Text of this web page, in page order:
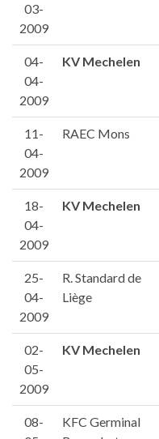
03-
2009
04-
04-
2009
KV Mechelen
11-
04-
2009
RAEC Mons
18-
04-
2009
KV Mechelen
25-
04-
2009
R. Standard de
Liège
02-
05-
2009
KV Mechelen
08-
KFC Germinal